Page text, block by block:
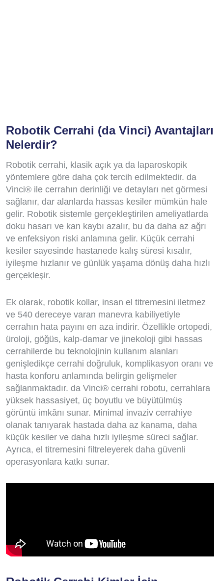
Robotik Cerrahi (da Vinci) Avantajları
Nelerdir?
Robotik cerrahi, klasik açık ya da laparoskopik
yöntemlere göre daha çok tercih edilmektedir. da
Vinci® ile cerrahın derinliği ve detayları net görmesi
sağlanır, dar alanlarda hassas kesiler mümkün hale
gelir. Robotik sistemle gerçekleştirilen ameliyatlarda
doku hasarı ve kan kaybı azalır, bu da daha az ağrı
ve enfeksiyon riski anlamına gelir. Küçük cerrahi
kesiler sayesinde hastanede kalış süresi kısalır,
iyileşme hızlanır ve günlük yaşama dönüş daha hızlı
gerçekleşir.
Ek olarak, robotik kollar, insan el titremesini iletmez
ve 540 dereceye varan manevra kabiliyetiyle
cerrahın hata payını en aza indirir. Özellikle ortopedi,
üroloji, göğüs, kalp-damar ve jinekoloji gibi hassas
cerrahilerde bu teknolojinin kullanım alanları
genişledikçe cerrahi doğruluk, komplikasyon oranı ve
hasta konforu anlamında belirgin gelişmeler
sağlanmaktadır. da Vinci® cerrahi robotu, cerrahlara
yüksek hassasiyet, üç boyutlu ve büyütülmüş
görüntü imkânı sunar. Minimal invaziv cerrahiye
olanak tanıyarak hastada daha az kanama, daha
küçük kesiler ve daha hızlı iyileşme süreci sağlar.
Ayrıca, el titremesini filtreleyerek daha güvenli
operasyonlara katkı sunar.